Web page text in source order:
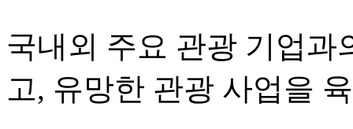
국내외 주요 관광 기업과
고, 유망한 관광 사업을